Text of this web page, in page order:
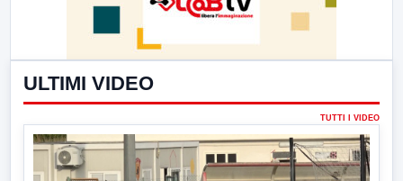
ULTIMI VIDEO
TUTTI I VIDEO